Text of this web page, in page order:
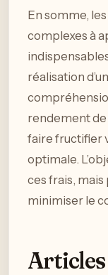
En somme,
complexes à
réalisation
rendement
faire fructifier
optimale.
ces frais,
minimiser le